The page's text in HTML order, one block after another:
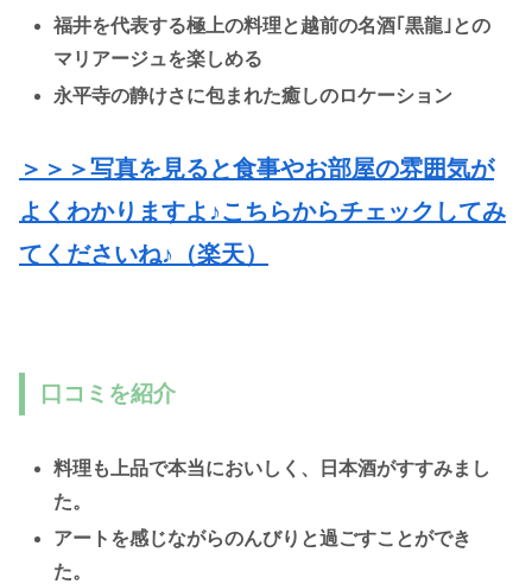
福井を代表する極上の料理と越前の名酒｢黒龍｣との
マリアージュを楽しめる
永平寺の静けさに包まれた癒しのロケーション
＞＞＞写真を見ると食事やお部屋の雰囲気が
よくわかりますよ♪こちらからチェックしてみ
てくださいね♪（楽天）
口コミを紹介
料理も上品で本当においしく、日本酒がすすみまし
た。
アートを感じながらのんびりと過ごすことができ
た。